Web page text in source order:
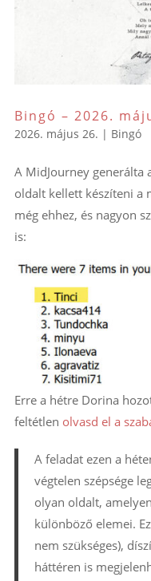
Bingó – 2026.
2026. május 26. | Bingó
A MidJourney generálta
oldalt kellett készíteni a
még ehhez, és nagyon
is:
Erre a hétre Dorina
feltétlen olvasd el a
A feladat ezen a
végtelen szépsége
olyan oldalt,
különböző elemei.
nem szükséges),
háttéren is